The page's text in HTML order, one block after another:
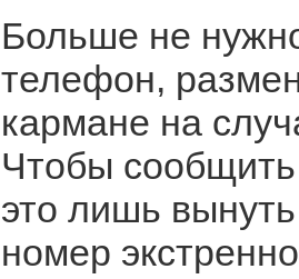
Больше не
телефон,
кармане на
Чтобы
это лишь
номер